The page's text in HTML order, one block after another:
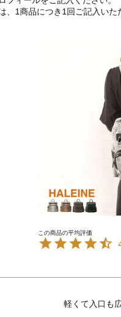
、1商品につき1回ご記入いた
軽くて入口も